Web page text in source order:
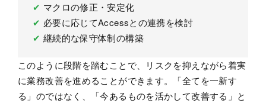
✔ マクロの修正・安定化
✔ 必要に応じてAccessとの連携を検討
✔ 継続的な保守体制の構築
このように段階を踏むことで、リスクを抑えながら着実
に業務改善を進めることができます。「全てを一新す
る」のではなく、「今あるものを活かして改善する」と